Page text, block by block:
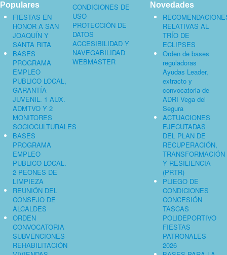
Populares
FIESTAS EN
HONOR A SAN
JOAQUÍN Y
SANTA RITA
BASES
PROGRAMA
EMPLEO
PUBLICO LOCAL,
GARANTÍA
JUVENIL. 1 AUX.
ADMTVO Y 2
MONITORES
SOCIOCULTURALES
BASES
PROGRAMA
EMPLEO
PUBLICO LOCAL.
2 PEONES DE
LIMPIEZA
REUNIÓN DEL
CONSEJO DE
ALCALDES
ORDEN
CONVOCATORIA
SUBVENCIONES
REHABILITACIÓN
CONDICIONES DE
USO
PROTECCIÓN DE
DATOS
ACCESIBILIDAD Y
NAVEGABILIDAD
WEBMASTER
Novedades
RELATIVAS AL
TRÍO DE
ECLIPSES
Orden de bases
reguladoras
Ayudas Leader,
extracto y
convocatoria de
ADRI Vega del
Segura
ACTUACIONES
EJECUTADAS
DEL PLAN DE
RECUPERACIÓN,
TRANSFORMACIÓN
Y RESILIENCIA
(PRTR)
PLIEGO DE
CONDICIONES
CONCESIÓN
TASCAS
POLIDEPORTIVO
FIESTAS
PATRONALES
2026